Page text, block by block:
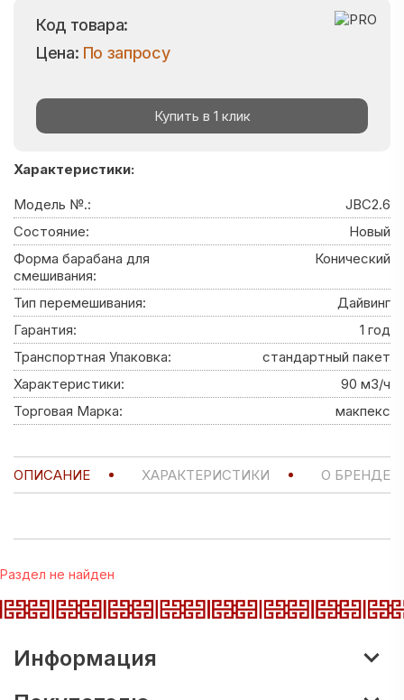
Код товара:
Цена: По запросу
Купить в 1 клик
Характеристики:
Модель №.:
JBC2.6
Состояние:
Новый
Форма барабана для
смешивания:
Конический
Тип перемешивания:
Дайвинг
Гарантия:
1 год
Транспортная Упаковка:
стандартный пакет
Характеристики:
90 м3/ч
Торговая Марка:
макпекс
ОПИСАНИЕ ХАРАКТЕРИСТИКИ О БРЕНДЕ
Раздел не найден
Информация